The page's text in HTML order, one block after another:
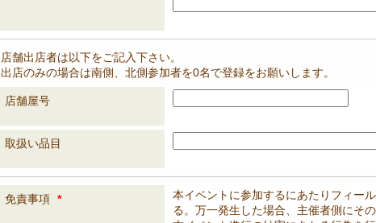
店舗出店者は以下をご記入下さい。
出店のみの場合は南側、北側参加者を0名で登録をお願いします。
店舗屋号
取扱い品目
免責事項 *
本イベントに参加するにあたりフィー
る。万一発生した場合、主催者側にその